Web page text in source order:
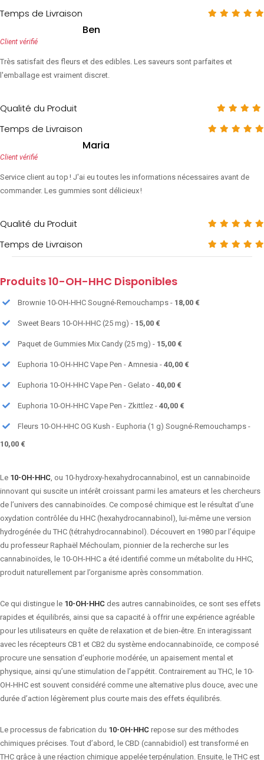
Temps de Livraison
Ben
Client vérifié
Très satisfait des fleurs et des edibles. Les saveurs sont parfaites et
l'emballage est vraiment discret.
Qualité du Produit
Temps de Livraison
Maria
Client vérifié
Service client au top ! J'ai eu toutes les informations nécessaires avant de
commander. Les gummies sont délicieux !
Qualité du Produit
Temps de Livraison
Produits 10-OH-HHC Disponibles
Brownie 10-OH-HHC Sougné-Remouchamps - 18,00 €
Sweet Bears 10-OH-HHC (25 mg) - 15,00 €
Paquet de Gummies Mix Candy (25 mg) - 15,00 €
Euphoria 10-OH-HHC Vape Pen - Amnesia - 40,00 €
Euphoria 10-OH-HHC Vape Pen - Gelato - 40,00 €
Euphoria 10-OH-HHC Vape Pen - Zkittlez - 40,00 €
Fleurs 10-OH-HHC OG Kush - Euphoria (1 g) Sougné-Remouchamps -
10,00 €
Le 10-OH-HHC , ou 10-hydroxy-hexahydrocannabinol, est un cannabinoïde
innovant qui suscite un intérêt croissant parmi les amateurs et les chercheurs
de l’univers des cannabinoïdes. Ce composé chimique est le résultat d’une
oxydation contrôlée du HHC (hexahydrocannabinol), lui-même une version
hydrogénée du THC (tétrahydrocannabinol). Découvert en 1980 par l’équipe
du professeur Raphaël Méchoulam, pionnier de la recherche sur les
cannabinoïdes, le 10-OH-HHC a été identifié comme un métabolite du HHC,
produit naturellement par l’organisme après consommation.
Ce qui distingue le 10-OH-HHC des autres cannabinoïdes, ce sont ses effets
rapides et équilibrés, ainsi que sa capacité à offrir une expérience agréable
pour les utilisateurs en quête de relaxation et de bien-être. En interagissant
avec les récepteurs CB1 et CB2 du système endocannabinoïde, ce composé
procure une sensation d’euphorie modérée, un apaisement mental et
physique, ainsi qu’une stimulation de l’appétit. Contrairement au THC, le 10-
OH-HHC est souvent considéré comme une alternative plus douce, avec une
durée d’action légèrement plus courte mais des effets équilibrés.
Le processus de fabrication du 10-OH-HHC repose sur des méthodes
chimiques précises. Tout d’abord, le CBD (cannabidiol) est transformé en
THC grâce à une réaction chimique appelée terpénulation. Ensuite, le THC est